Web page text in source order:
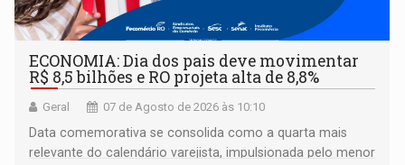
ECONOMIA: Dia dos pais deve movimentar
R$ 8,5 bilhões e RO projeta alta de 8,8%
Geral 07 de Agosto de 2026 às 10:10
Data comemorativa se consolida como a quarta mais
relevante do calendário varejista, impulsionada pelo menor